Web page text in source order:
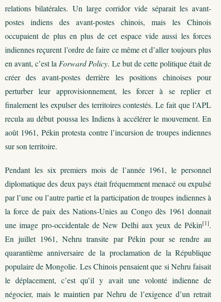
relations bilatérales. Un large corridor vide séparait les avant-
postes indiens des avant-postes chinois, mais les Chinois
occupaient de plus en plus de cet espace vide aussi les forces
indiennes reçurent l’ordre de faire ce même et d’aller toujours plus
en avant, c’est la Forward Policy. Le but de cette politique était de
créer des avant-postes derrière les positions chinoises pour
perturber leur approvisionnement, les forcer à se replier et
finalement les expulser des territoires contestés. Le fait que l’APL
recula au début poussa les Indiens à accélérer le mouvement. En
août 1961, Pékin protesta contre l’incursion de troupes indiennes
sur son territoire.
Pendant les six premiers mois de l’année 1961, le personnel
diplomatique des deux pays était fréquemment menacé ou expulsé
par l’une ou l’autre partie et la participation de troupes indiennes à
la force de paix des Nations-Unies au Congo dès 1961 donnait
une image pro-occidentale de New Delhi aux yeux de Pékin[1].
En juillet 1961, Nehru transite par Pékin pour se rendre au
quarantième anniversaire de la proclamation de la République
populaire de Mongolie. Les Chinois pensaient que si Nehru faisait
le déplacement, c’est qu’il y avait une volonté indienne de
négocier, mais le maintien par Nehru de l’exigence d’un retrait